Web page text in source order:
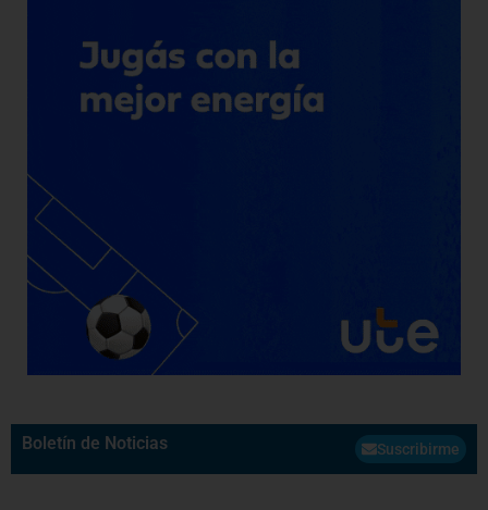
Boletín de Noticias Suscribirme